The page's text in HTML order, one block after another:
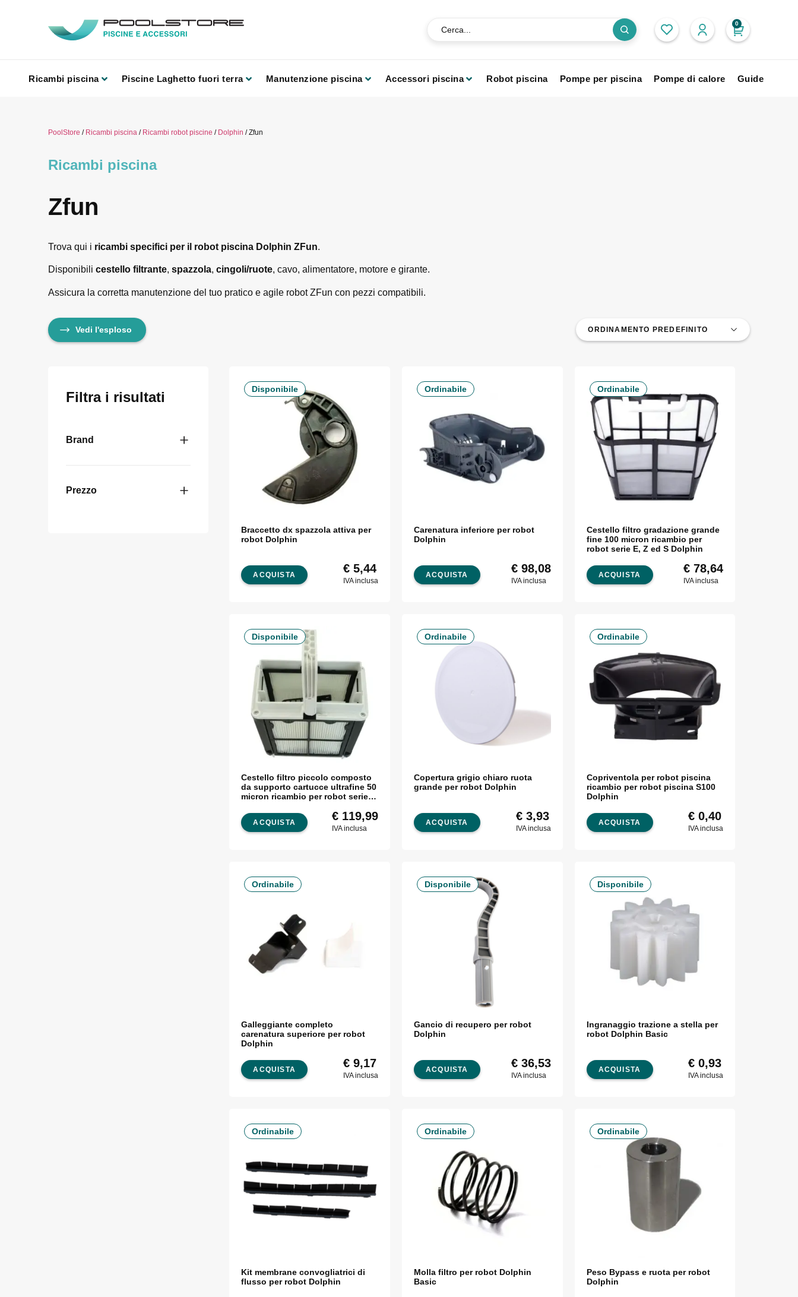
0
Ricambi piscina Piscine Laghetto fuori terra Manutenzione piscina Accessori piscina Robot piscina Pompe per piscina Pompe di calore Guide
PoolStore / Ricambi piscina/ Ricambi robot piscine / Dolphin / Zfun
Ricambi piscina
Zfun
Trova qui i ricambi specifici per il robot piscina Dolphin ZFun.
Disponibili cestello filtrante, spazzola, cingoli/ruote, cavo, alimentatore, motore e girante.
Assicura la corretta manutenzione del tuo pratico e agile robot ZFun con pezzi compatibili.
Vedi l'esploso
Filtra i risultati
Brand
Prezzo
Disponibile
Braccetto dx spazzola attiva per
robot Dolphin
ACQUISTA €5,44
IVA inclusa
Ordinabile
Carenatura inferiore per robot
Dolphin
ACQUISTA €98,08
IVA inclusa
Ordinabile
Cestello filtro gradazione grande
fine 100 micron ricambio per
robot serie E, Z ed S Dolphin
ACQUISTA € 78,64
IVA inclusa
Disponibile
Cestello filtro piccolo composto
da supporto cartucce ultrafine 50
micron ricambio per robot serie
ACQUISTA €119,99
IVA inclusa
Ordinabile
Copertura grigio chiaro ruota
grande per robot Dolphin
ACQUISTA €3,93
IVA inclusa
Ordinabile
Copriventola per robot piscina
ricambio per robot piscina S100
Dolphin
ACQUISTA € 0,40
IVA inclusa
Ordinabile
Galleggiante completo
carenatura superiore per robot
Dolphin
ACQUISTA €9,17
IVA inclusa
Disponibile
Gancio di recupero per robot
Dolphin
ACQUISTA €36,53
IVA inclusa
Disponibile
Ingranaggio trazione a stella per
robot Dolphin Basic
ACQUISTA € 0,93
IVA inclusa
Ordinabile
Kit membrane convogliatrici di
flusso per robot Dolphin
Ordinabile
Molla filtro per robot Dolphin
Basic
Ordinabile
Peso Bypass e ruota per robot
Dolphin